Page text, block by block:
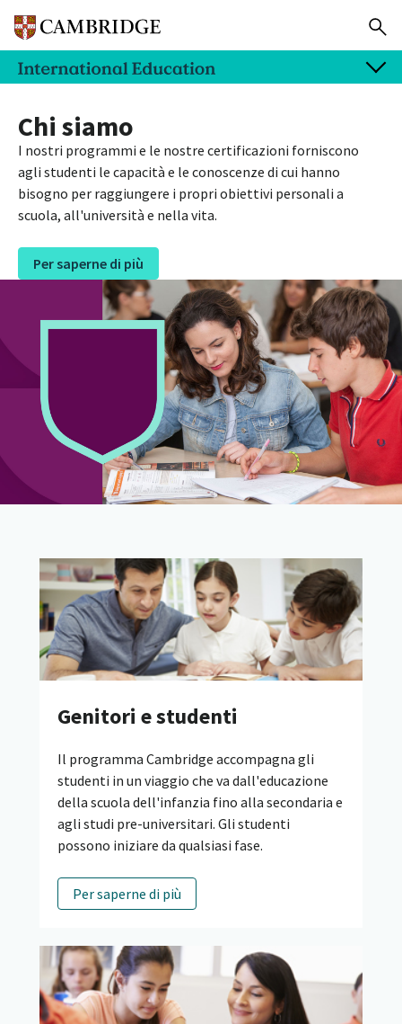
Chi siamo
I nostri programmi e le nostre certificazioni forniscono
agli studenti le capacità e le conoscenze di cui hanno
bisogno per raggiungere i propri obiettivi personali a
scuola, all'università e nella vita.
Per saperne di più
Genitori e studenti
Il programma Cambridge accompagna gli
studenti in un viaggio che va dall'educazione
della scuola dell'infanzia fino alla secondaria e
agli studi pre-universitari. Gli studenti
possono iniziare da qualsiasi fase.
Per saperne di più